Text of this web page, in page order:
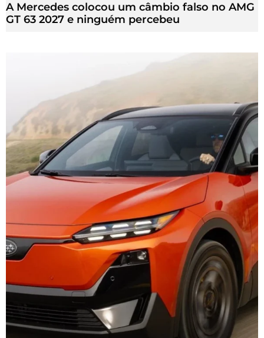
A Mercedes colocou um câmbio falso no AMG
GT 63 2027 e ninguém percebeu